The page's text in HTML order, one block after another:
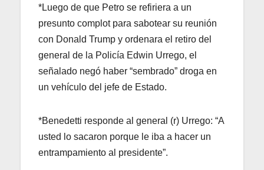
*Luego de que Petro se refiriera a un
presunto complot para sabotear su reunión
con Donald Trump y ordenara el retiro del
general de la Policía Edwin Urrego, el
señalado negó haber “sembrado” droga en
un vehículo del jefe de Estado.
*Benedetti responde al general (r) Urrego: “A
usted lo sacaron porque le iba a hacer un
entrampamiento al presidente”.